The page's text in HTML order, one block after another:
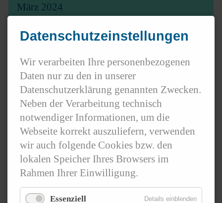
März 2024
Februar 2024
Januar 2024
2023
Dezember 2023
November 2023
Oktober 2023
September 2023
Datenschutzeinstellungen
Wir verarbeiten Ihre personenbezogenen
Daten nur zu den in unserer
Datenschutzerklärung genannten Zwecken.
Neben der Verarbeitung technisch
notwendiger Informationen, um die
Webseite korrekt auszuliefern, verwenden
wir auch folgende Cookies bzw. den
lokalen Speicher Ihres Browsers im
Rahmen Ihrer Einwilligung.
Essenziell Details einblenden